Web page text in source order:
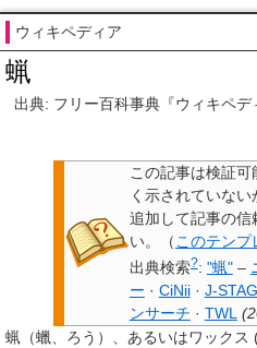
ウィキペディア
蝋
出典: フリー百科事典『ウィキペ
この記事は検証
く示されていない
追加して記事の信
い。
（ このテン
出典検索?: "蝋"–
ー · CiNii · J-
ンサーチ · TWL (
蝋 （蠟、ろう）、あるいはワックス